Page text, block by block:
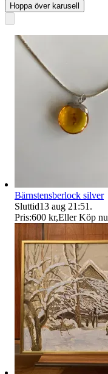
Hoppa över karusell
Bärnstensberlock silver
Sluttid13 aug 21:51 .
Pris:600 kr,Eller Köp nu